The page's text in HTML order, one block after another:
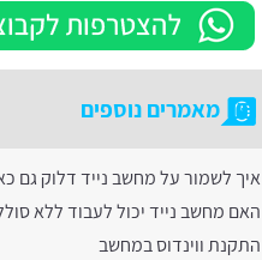
מאמרים נוספים
איך לשמור על מחשב נייד דלוק גם
האם מחשב נייד יכול לעבוד ללא
התקנת ווינדוס במחשב